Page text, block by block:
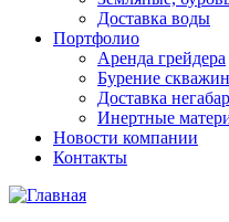
Доставка воды
Портфолио
Аренда грейдера
Бурение скважин
Доставка
Инертные
Новости компании
Контакты